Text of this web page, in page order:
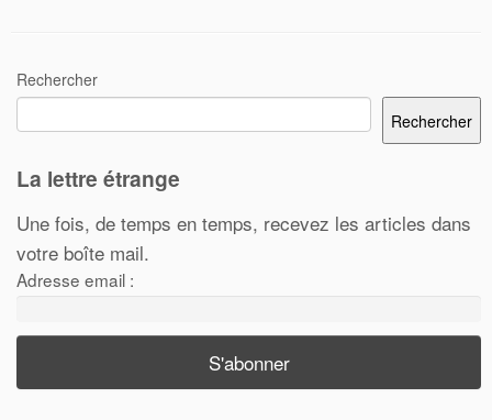
Rechercher
Rechercher
La lettre étrange
Une fois, de temps en temps, recevez les articles dans
votre boîte mail.
Adresse email :